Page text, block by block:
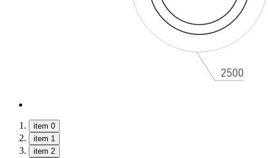
item 0
item 1
item 2